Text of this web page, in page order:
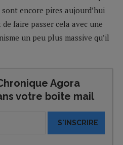
encore pires aujourd’hui
de faire passer cela avec une
un peu plus massive qu’il
Agora
votre boîte mail
S'INSCRIRE